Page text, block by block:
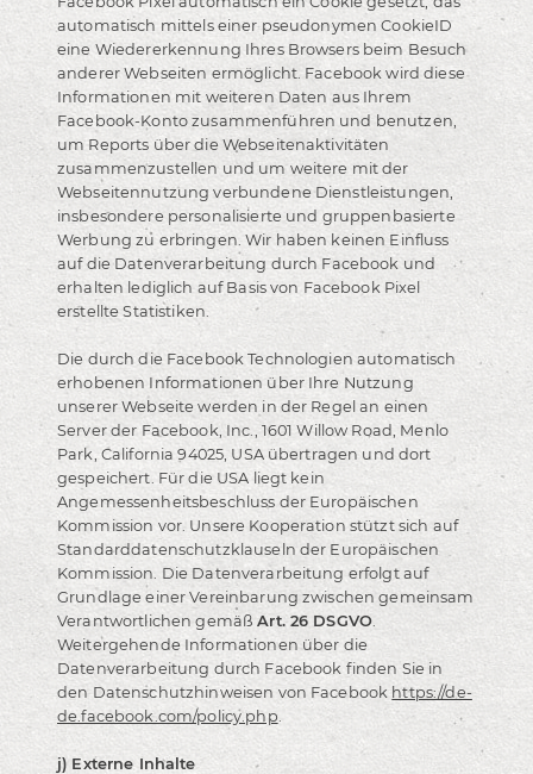
automatisch mittels einer pseudonymen CookieID
eine Wiedererkennung Ihres Browsers beim Besuch
anderer Webseiten ermöglicht. Facebook wird diese
Informationen mit weiteren Daten aus Ihrem
Facebook-Konto zusammenführen und benutzen,
um Reports über die Webseitenaktivitäten
zusammenzustellen und um weitere mit der
Webseitennutzung verbundene Dienstleistungen,
insbesondere personalisierte und gruppenbasierte
Werbung zu erbringen. Wir haben keinen Einfluss
auf die Datenverarbeitung durch Facebook und
erhalten lediglich auf Basis von Facebook Pixel
erstellte Statistiken.
Die durch die Facebook Technologien automatisch
erhobenen Informationen über Ihre Nutzung
unserer Webseite werden in der Regel an einen
Server der Facebook, Inc., 1601 Willow Road, Menlo
Park, California 94025, USA übertragen und dort
gespeichert. Für die USA liegt kein
Angemessenheitsbeschluss der Europäischen
Kommission vor. Unsere Kooperation stützt sich auf
Standarddatenschutzklauseln der Europäischen
Kommission. Die Datenverarbeitung erfolgt auf
Grundlage einer Vereinbarung zwischen gemeinsam
Verantwortlichen gemäßArt. 26 DSGVO.
Weitergehende Informationen über die
Datenverarbeitung durch Facebook finden Sie in
den Datenschutzhinweisen von Facebook https://de-
de.facebook.com/policy.php.
j) Externe Inhalte